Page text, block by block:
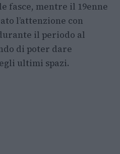
fasce, mentre il 19enne
l’attenzione con
il periodo al
di poter dare
ultimi spazi.